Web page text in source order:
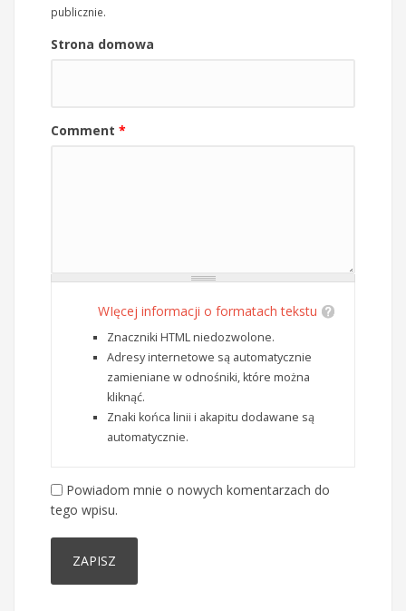
publicznie.
Strona domowa
Comment *
WIęcej informacji o formatach tekstu
Znaczniki HTML niedozwolone.
Adresy internetowe są automatycznie
zamieniane w odnośniki, które można
kliknąć.
Znaki końca linii i akapitu dodawane są
automatycznie.
Powiadom mnie o nowych komentarzach do
tego wpisu.